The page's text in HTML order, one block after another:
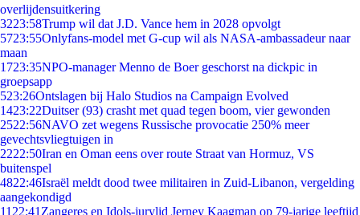
overlijdensuitkering
3223:58Trump wil dat J.D. Vance hem in 2028 opvolgt
5723:55Onlyfans-model met G-cup wil als NASA-ambassadeur naar
maan
1723:35NPO-manager Menno de Boer geschorst na dickpic in
groepsapp
523:26Ontslagen bij Halo Studios na Campaign Evolved
1423:22Duitser (93) crasht met quad tegen boom, vier gewonden
2522:56NAVO zet wegens Russische provocatie 250% meer
gevechtsvliegtuigen in
2222:50Iran en Oman eens over route Straat van Hormuz, VS
buitenspel
4822:46Israël meldt dood twee militairen in Zuid-Libanon, vergelding
aangekondigd
11 22:41 Zangeres en Idols-jurylid Jerney Kaagman op 79-jarige leeftijd